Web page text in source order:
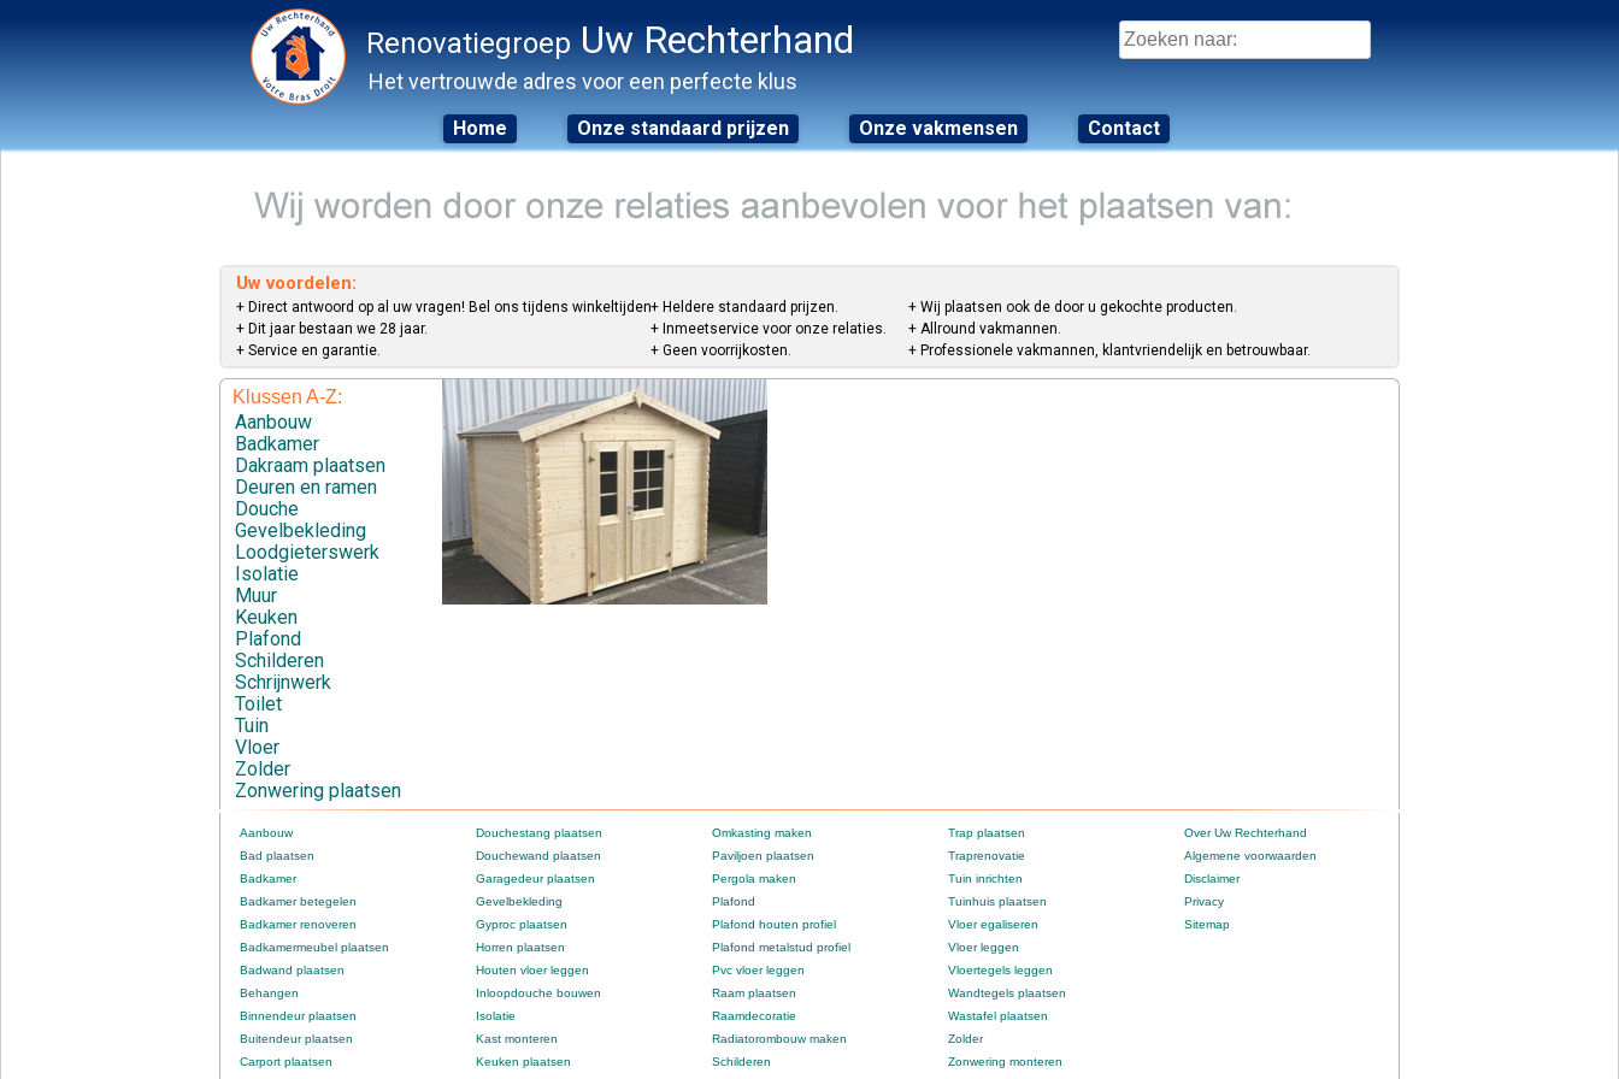
Renovatiegroep Uw Rechterhand
Het vertrouwde adres voor een perfecte klus
Zoeken
naar:
Home Onze standaard prijzen Onze vakmensen Contact
Uw voordelen:
+ Direct antwoord op al uw vragen! Bel ons tijdens winkeltijden.
+ Dit jaar bestaan we 28 jaar.
+ Service en garantie.
+ Heldere standaard prijzen.
+ Inmeetservice voor onze relaties.
+ Geen voorrijkosten.
+ Wij plaatsen ook de door u gekochte producten.
+ Allround vakmannen.
+ Professionele vakmannen, klantvriendelijk en betrouwbaar.
Klussen A-Z:
Aanbouw
Badkamer
Dakraam plaatsen
Deuren en ramen
Douche
Gevelbekleding
Loodgieterswerk
Isolatie
Muur
Keuken
Plafond
Schilderen
Schrijnwerk
Toilet
Tuin
Vloer
Zolder
Zonwering plaatsen
Aanbouw
Bad plaatsen
Badkamer
Badkamer betegelen
Badkamer renoveren
Badkamermeubel plaatsen
Badwand plaatsen
Behangen
Binnendeur plaatsen
Buitendeur plaatsen
Carport plaatsen
Douchestang plaatsen
Douchewand plaatsen
Garagedeur plaatsen
Gevelbekleding
Gyproc plaatsen
Horren plaatsen
Houten vloer leggen
Inloopdouche bouwen
Isolatie
Kast monteren
Keuken plaatsen
Omkasting maken
Paviljoen plaatsen
Pergola maken
Plafond
Plafond houten profiel
Plafond metalstud profiel
Pvc vloer leggen
Raam plaatsen
Raamdecoratie
Radiatorombouw maken
Schilderen
Trap plaatsen
Traprenovatie
Tuin inrichten
Tuinhuis plaatsen
Vloer egaliseren
Vloer leggen
Vloertegels leggen
Wandtegels plaatsen
Wastafel plaatsen
Zolder
Zonwering monteren
Over Uw Rechterhand
Algemene voorwaarden
Disclaimer
Privacy
Sitemap